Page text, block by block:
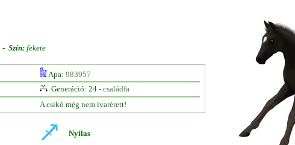
- Szín: fekete
Apa: 983957
Generáció: 24 - családfa
A csikó még nem ivarérett!
Nyilas